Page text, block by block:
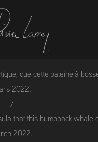
que cette baleine à
2022.
/
that this humpback whale
2022.